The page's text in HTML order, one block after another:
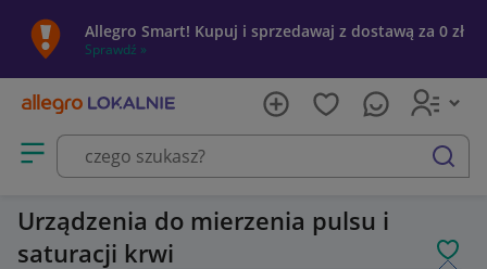
Allegro Smart! Kupuj i sprzedawaj z dostawą za 0 zł
Sprawdź »
Otwórz menu z kategoriami
szukaj
Urządzenia do mierzenia pulsu i
saturacji krwi